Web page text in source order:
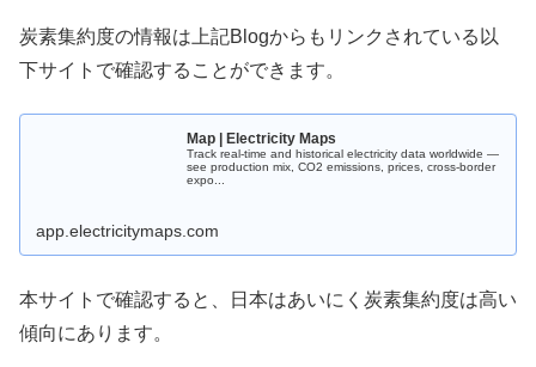
炭素集約度の情報は上記Blogからもリンクされている以
下サイトで確認することができます。
Map | Electricity Maps
Track real-time and historical electricity data worldwide —
see production mix, CO2 emissions, prices, cross-border
expo...
app.electricitymaps.com
本サイトで確認すると、日本はあいにく炭素集約度は高い
傾向にあります。